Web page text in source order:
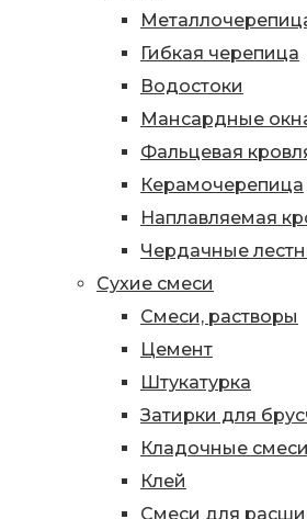
Гибкая черепица
Водостоки
Мансардные
Фальцевая
Керамочерепица
Наплавляемая
Чердачные
Сухие смеси
Смеси, растворы
Цемент
Штукатурка
Затирки для
Кладочные смеси
Клей
Смеси для